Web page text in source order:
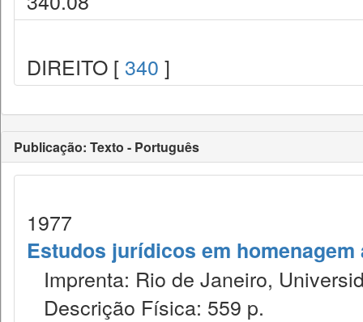
DIREITO [ 340 ]
Publicação: Texto - Português
1977
Estudos jurídicos em
Imprenta: Rio de Janeiro,
Descrição Física: 559 p.